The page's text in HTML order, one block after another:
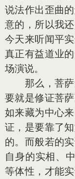
说法作出歪曲
意的，所以我
今天来听闻平
真正有益道业
场演说。
那么，菩萨
要就是修证菩
如来藏为中心
证，是要靠了
的。而般若的
自身的实相、
等体性，才能